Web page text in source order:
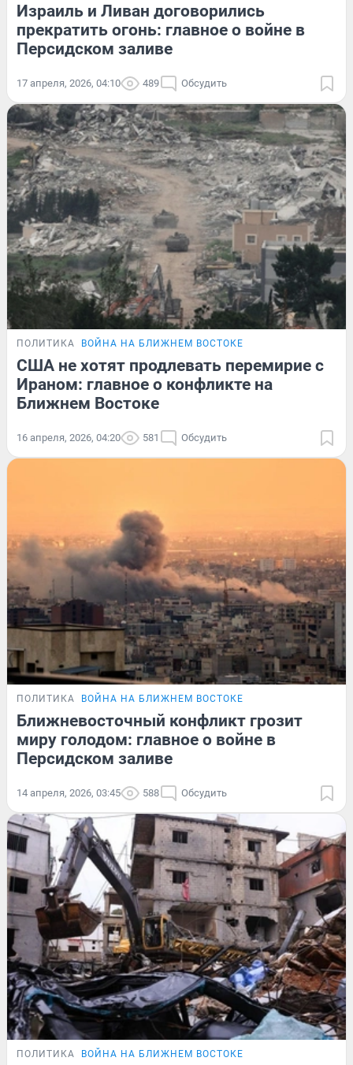
Израиль и Ливан договорились
прекратить огонь: главное о войне в
Персидском заливе
17 апреля, 2026, 04:10 489 Обсудить
ПОЛИТИКА ВОЙНА НА БЛИЖНЕМ ВОСТОКЕ
США не хотят продлевать перемирие с
Ираном: главное о конфликте на
Ближнем Востоке
16 апреля, 2026, 04:20 581 Обсудить
ПОЛИТИКА ВОЙНА НА БЛИЖНЕМ ВОСТОКЕ
Ближневосточный конфликт грозит
миру голодом: главное о войне в
Персидском заливе
14 апреля, 2026, 03:45 588 Обсудить
ПОЛИТИКА ВОЙНА НА БЛИЖНЕМ ВОСТОКЕ